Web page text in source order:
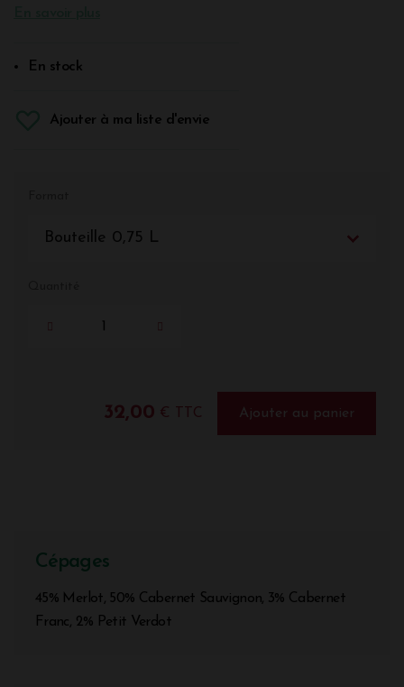
En stock
Ajouter à ma liste d'envie
Bouteille 0,75 L
32,00 € TTC Ajouter au panier
Cépages
45% Merlot, 50% Cabernet Sauvignon, 3% Cabernet
Franc, 2% Petit Verdot